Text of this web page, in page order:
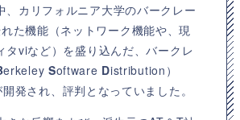
、カリフォルニア大学のバークレー
た機能（ネットワーク機能や、現
タviなど）を盛り込んだ、バークレ
erkeley Software Distribution）
開発され、評判となっていました。